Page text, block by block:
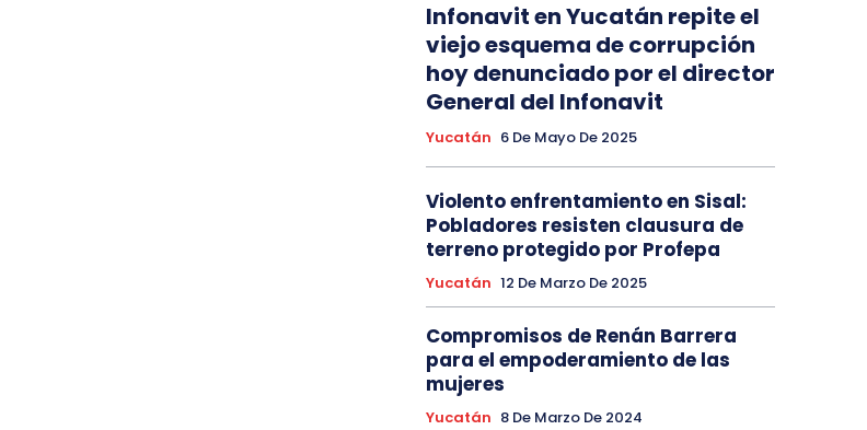
Infonavit en Yucatán repite el
viejo esquema de corrupción
hoy denunciado por el director
General del Infonavit
Yucatán 6 De Mayo De 2025
Violento enfrentamiento en Sisal:
Pobladores resisten clausura de
terreno protegido por Profepa
Yucatán 12 De Marzo De 2025
Compromisos de Renán Barrera
para el empoderamiento de las
mujeres
Yucatán 8 De Marzo De 2024